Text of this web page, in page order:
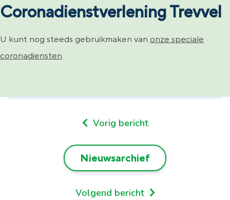
Coronadienstverlening Trevvel
U kunt nog steeds gebruikmaken van onze speciale
coronadiensten.
Vorig bericht
Nieuwsarchief
Volgend bericht